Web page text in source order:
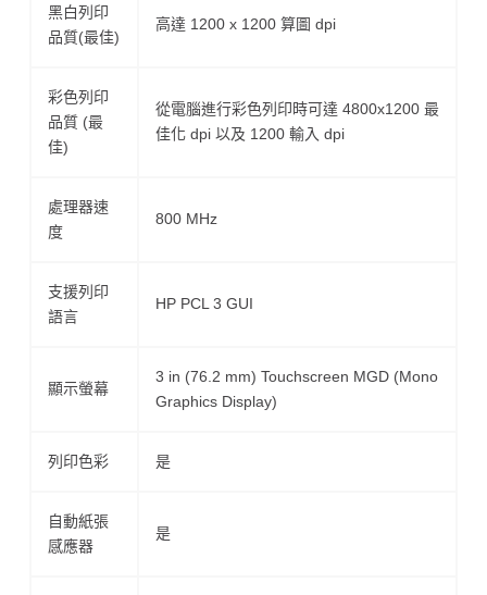
黑白列印
品質(最佳)
高達 1200 x 1200 算圖 dpi
彩色列印
品質 (最
佳)
從電腦進行彩色列印時可達 4800x1200 最
佳化 dpi 以及 1200 輸入 dpi
處理器速
度
800 MHz
支援列印
語言
HP PCL 3 GUI
顯示螢幕
3 in (76.2 mm) Touchscreen MGD (Mono
Graphics Display)
列印色彩 是
自動紙張
感應器
是